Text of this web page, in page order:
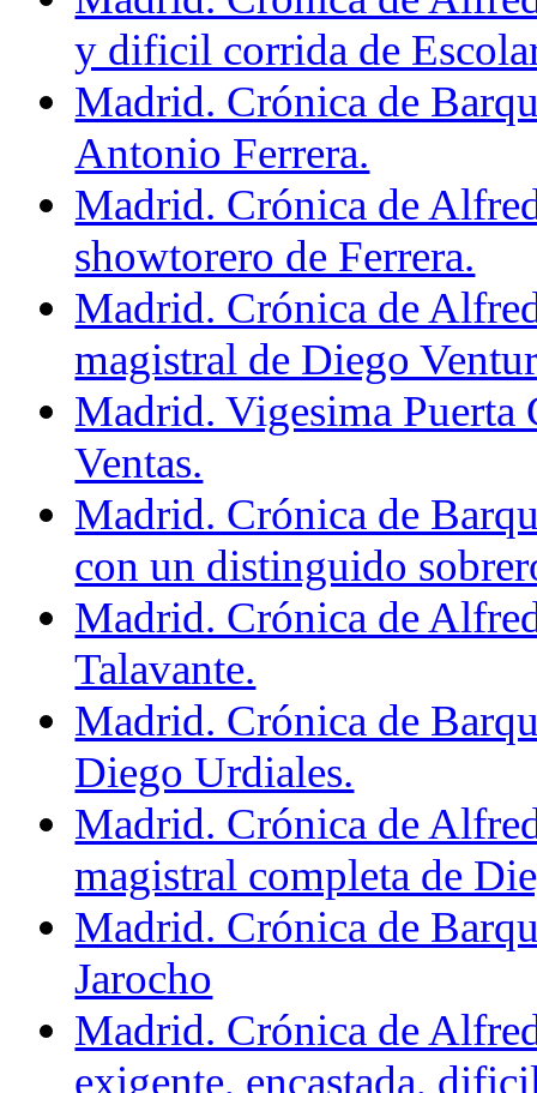
y dificil corrida de
Madrid. Crónica de
Antonio Ferrera.
Madrid. Crónica de
showtorero de Ferrera.
Madrid. Crónica de
magistral de Diego
Madrid. Vigesima Puerta
Ventas.
Madrid. Crónica de
con un distinguido
Madrid. Crónica de
Talavante.
Madrid. Crónica de
Diego Urdiales.
Madrid. Crónica de
magistral completa de
Madrid. Crónica de
Jarocho
Madrid. Crónica de
exigente, encastada,